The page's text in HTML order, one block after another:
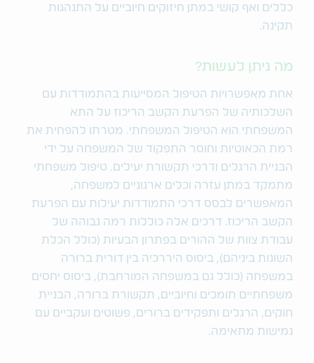
כללים ואף קושי במתן חיזוקים חיוביים על התנהגות
תקינה.
מה ניתן לעשות?
אחת מאפשרויות הטיפול המסייעות בהתמודדות עם
השלכותיה של הפרעת הקשב הריכוז על התא
המשפחתי הוא הטיפול המשפחתי. מטרתו להפחית את
רמת הכאוטיות וחוסר התפקוד של המשפחה על ידי
הבניית הרגלים ודרכי תקשורת יעילים. טיפול משפחתי
מתמקד במתן עזרה וכלים ארגוניים למשפחה,
המאפשרים לבסס דרכי התמודדות יעילות עם הפרעת
הקשב הריכוז. דרכים אלה כוללות רמה גבוהה של
עבודת צוות של ההורים בפתרון הבעיות (כולל הכלת
השונות ביניהם), ביסוס היררכיה בין דורית ברורה
במשפחה (כולל גם במשפחה המורחבת), ביסוס יחסים
משפחתיים תומכים וחיוביים, תקשורת ברורה, הבניית
חוקים, הרגלים ותפקידים ברורים, פשוטים ועקביים עם
גמישות מתאימה.